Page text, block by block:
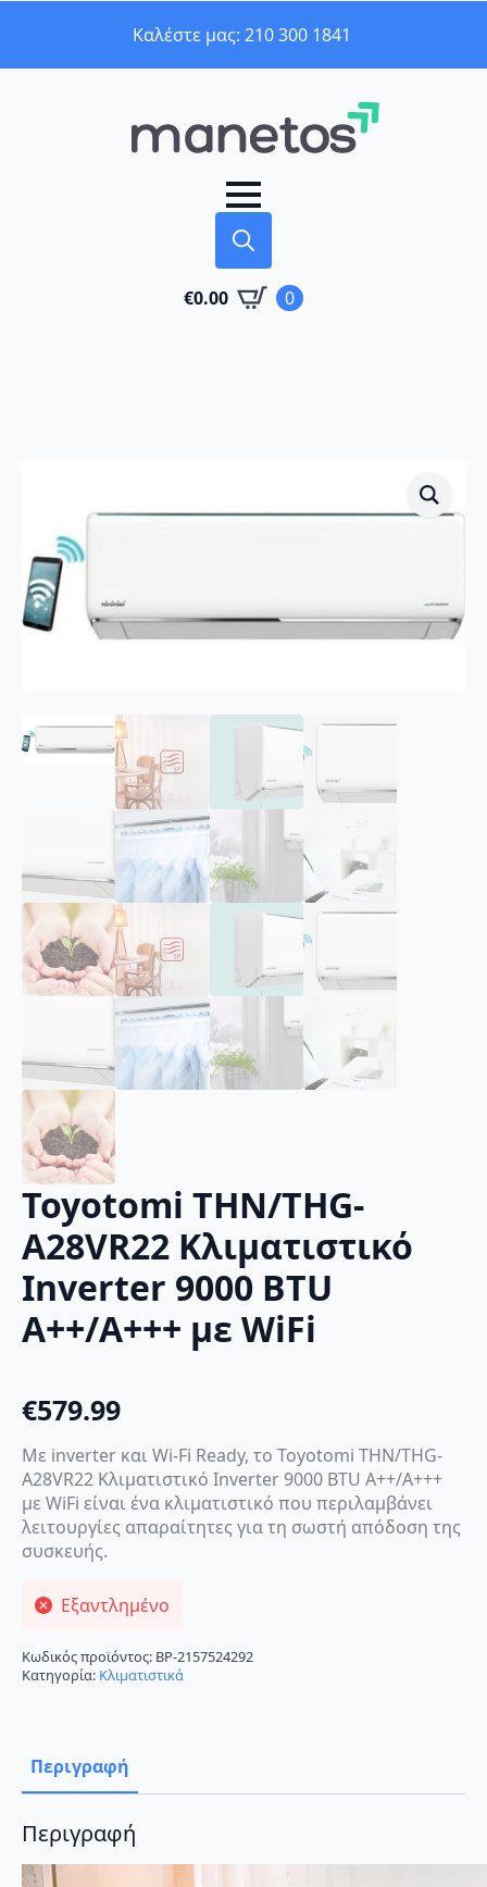
Καλέστε μας: 210 300 1841
for:
€0.00 0
Toyotomi THN/THG-
A28VR22 Κλιματιστικό
Inverter 9000 BTU
A++/A+++ με WiFi
€579.99
Με inverter και Wi-Fi Ready, το Toyotomi THN/THG-
A28VR22 Κλιματιστικό Inverter 9000 BTU A++/A+++
με WiFi είναι ένα κλιματιστικό που περιλαμβάνει
λειτουργίες απαραίτητες για τη σωστή απόδοση της
συσκευής.
Εξαντλημένο
Κωδικός προϊόντος: BP-2157524292
Κατηγορία: Κλιματιστικά
Περιγραφή
Περιγραφή